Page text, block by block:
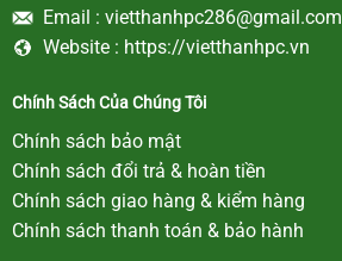
Email : vietthanhpc286@gmail.com
Website : https://vietthanhpc.vn
Chính Sách Của Chúng Tôi
Chính sách bảo mật
Chính sách đổi trả & hoàn tiền
Chính sách giao hàng & kiểm hàng
Chính sách thanh toán & bảo hành